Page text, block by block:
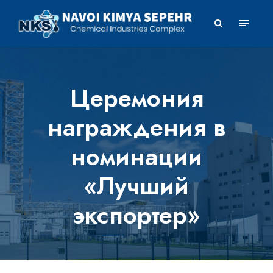
Церемония
награждения в
номинации
«Лучший
экспортер»